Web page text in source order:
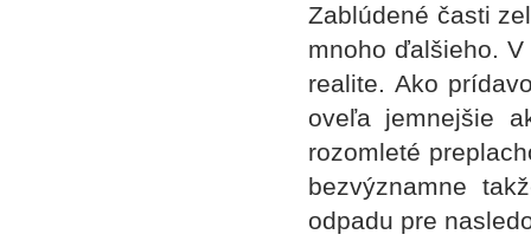
Zablúdené časti
mnoho ďalšieho.
realite. Ako
oveľa jemnejšie
rozomleté
bezvýznamne
odpadu pre